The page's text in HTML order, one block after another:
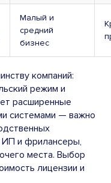
Малый и
средний
бизнес
компаний:
режим и
расширенные
системами — важно
ИП и фрилансеры,
места. Выбор
лицензии и